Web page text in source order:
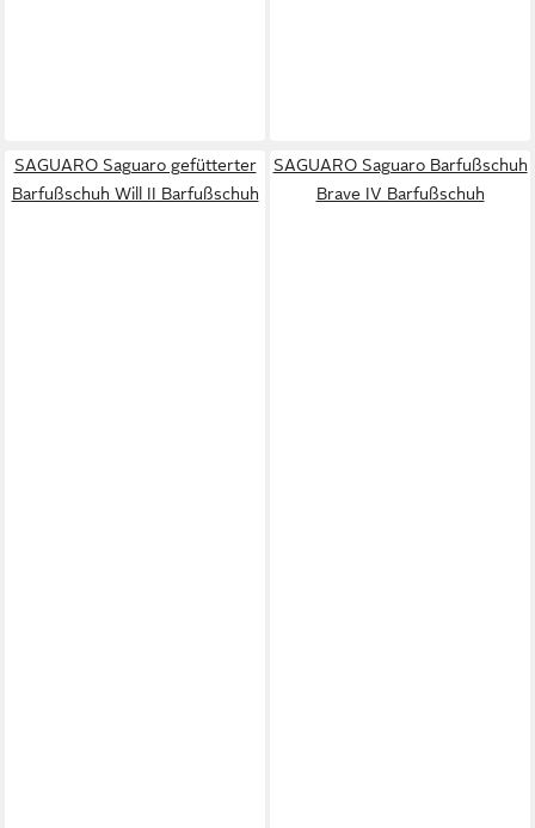
SAGUARO Saguaro gefütterter
Barfußschuh Will II Barfußschuh
SAGUARO Saguaro Barfußschuh
Brave IV Barfußschuh